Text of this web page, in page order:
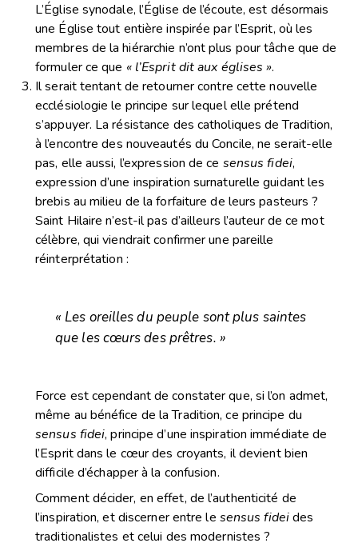
L’Église synodale, l’Église de l’écoute, est désormais
une Église tout entière inspirée par l’Esprit, où les
membres de la hiérarchie n’ont plus pour tâche que de
formuler ce que « l’Esprit dit aux églises ».
Il serait tentant de retourner contre cette nouvelle
ecclésiologie le principe sur lequel elle prétend
s’appuyer. La résistance des catholiques de Tradition,
à l’encontre des nouveautés du Concile, ne serait-elle
pas, elle aussi, l’expression de ce sensus fidei,
expression d’une inspiration surnaturelle guidant les
brebis au milieu de la forfaiture de leurs pasteurs ?
Saint Hilaire n’est-il pas d’ailleurs l’auteur de ce mot
célèbre, qui viendrait confirmer une pareille
réinterprétation :
« Les oreilles du peuple sont plus saintes
que les cœurs des prêtres. »
Force est cependant de constater que, si l’on admet,
même au bénéfice de la Tradition, ce principe du
sensus fidei, principe d’une inspiration immédiate de
l’Esprit dans le cœur des croyants, il devient bien
difficile d’échapper à la confusion.
Comment décider, en effet, de l’authenticité de
l’inspiration, et discerner entre le sensus fideides
traditionalistes et celui des modernistes ?